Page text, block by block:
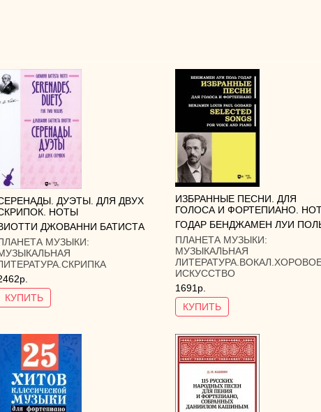
ДУЭТЫ. ДЛЯ ДВУХ
НОТЫ
ДЖОВАННИ БАТИСТА
МУЗЫКИ:
КУПИТЬ
ИЗБРАННЫЕ ПЕСНИ. ДЛЯ
ГОЛОСА И ФОРТЕПИАНО.
ГОДАР БЕНДЖАМЕН ЛУИ
ПЛАНЕТА МУЗЫКИ:
МУЗЫКАЛЬНАЯ
ИСКУССТВО
1691р.
КУПИТЬ